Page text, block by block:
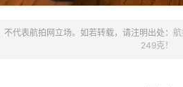
代表航拍网立场。如若转载，请注明出处： 航
249克！